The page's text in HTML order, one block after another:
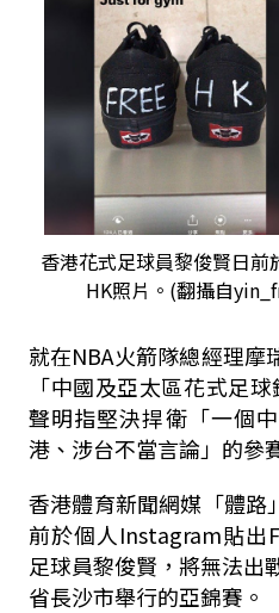
香港花式足球員黎俊賢日
HK照片。(翻攝自
就在NBA火箭隊總經理摩
「中國及亞太區花式足
聲明指堅決捍衛「一個
港、涉台不當言論」的參
香港體育新聞網媒「體路
前於個人Instagram貼出
足球員黎俊賢，將無法出
省長沙市舉行的亞錦賽。